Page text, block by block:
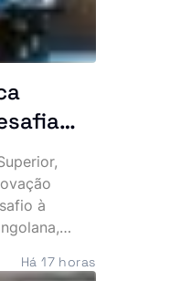
à
publicação
Há 17 horas